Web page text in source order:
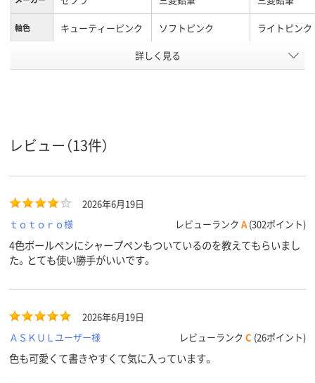
軸色 キューティーピンク ソフトピンク ライトピンク
0.38mm
インク色 黒・赤・青・緑
軸径 14mm 13.7mm
カラーグ
ピンク系
アスクル
商品環境
スコア
詳しく見る
レビュー（13件）
2026年6月19日
ｔｏｔｏｒｏ様
レビューランク A (302ポイント)
4色ボールペンにシャープペンもついているのを教えてもらいまし
た。とても使い勝手がいいです。
2026年6月19日
ＡＳＫＵＬユーザー様
レビューランク C (26ポイント)
色も可愛くて書きやすくて気に入っています。